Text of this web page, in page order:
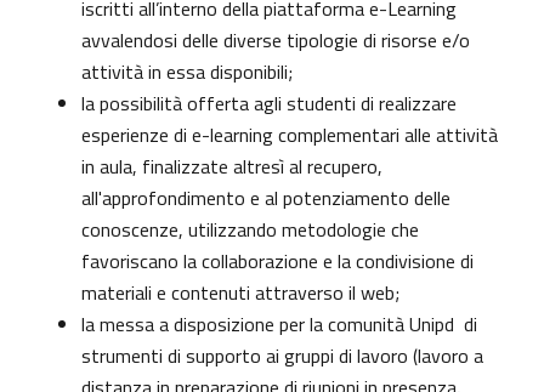
iscritti all’interno della piattaforma e-Learning
avvalendosi delle diverse tipologie di risorse e/o
attività in essa disponibili;
la possibilità offerta agli studenti di realizzare
esperienze di e-learning complementari alle attività
in aula, finalizzate altresì al recupero,
all'approfondimento e al potenziamento delle
conoscenze, utilizzando metodologie che
favoriscano la collaborazione e la condivisione di
materiali e contenuti attraverso il web;
la messa a disposizione per la comunità Unipd di
strumenti di supporto ai gruppi di lavoro (lavoro a